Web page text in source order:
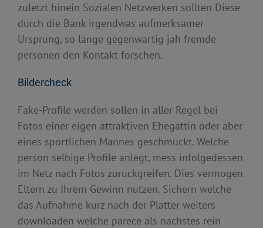
zuletzt hinein Sozialen Netzwerken sollten Diese
durch die Bank irgendwas aufmerksamer
Ursprung, so lange gegenwartig jah fremde
personen den Kontakt forschen.
Bildercheck
Fake-Profile werden sollen in aller Regel bei
Fotos einer eigen attraktiven Ehegattin oder aber
eines sportlichen Mannes geschmuckt. Welche
person selbige Profile anlegt, mess infolgedessen
im Netz nach Fotos zuruckgreifen. Dies vermogen
Eltern zu Ihrem Gewinn nutzen. Sichern welche
das Aufnahme kurz nach der Platter weiters
downloaden welche parece als nachstes rein